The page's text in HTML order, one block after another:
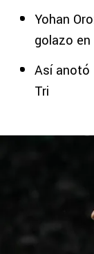
Yohan
golazo en
Así anotó
Tri